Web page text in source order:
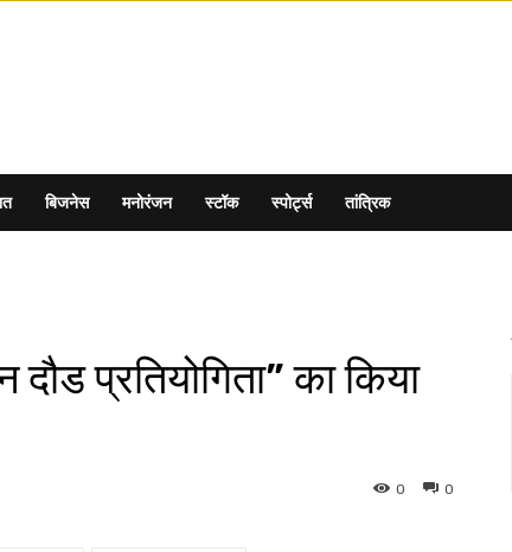
बिजनेस मनोरंजन स्टॉक स्पोर्ट्स तांत्रिक
दौड प्रतियोगिता” का किया
0
0